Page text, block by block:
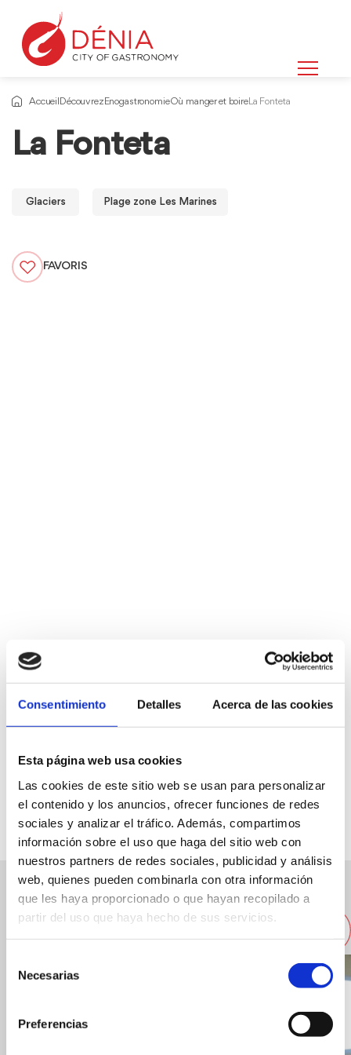
Consentimiento Detalles Acerca de las cookies
Esta página web usa cookies
Las cookies de este sitio web se usan para personalizar
el contenido y los anuncios, ofrecer funciones de redes
sociales y analizar el tráfico. Además, compartimos
información sobre el uso que haga del sitio web con
nuestros partners de redes sociales, publicidad y análisis
web, quienes pueden combinarla con otra información
que les haya proporcionado o que hayan recopilado a
partir del uso que haya hecho de sus servicios.
Necesarias
Preferencias
Accueil Découvrez EnogastronomieOù manger et boireLa Fonteta
La Fonteta
Glaciers Plage zone Les Marines
FAVORIS
Ctra. Les Marines, 152 B (CC Les Brises)
96 578 43 65
Autres restaurants à proximité